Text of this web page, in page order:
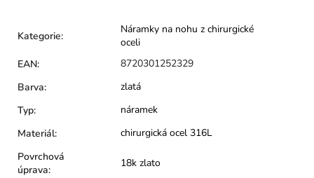
Kategorie:
Náramky na nohu z chirurgické
oceli
EAN:
8720301252329
Barva:
zlatá
Typ:
náramek
Materiál:
chirurgická ocel 316L
Povrchová
úprava:
18k zlato